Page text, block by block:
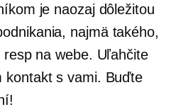
je naozaj dôležitou
najmä takého,
resp na webe. Uľahčite
kontakt s vami. Buďte